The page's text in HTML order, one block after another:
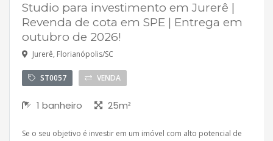
Em construção
Studio para investimento em Jurerê |
Revenda de cota em SPE | Entrega em
outubro de 2026!
Jurerê, Florianópolis/SC
ST0057 VENDA
1 banheiro 25m²
Se o seu objetivo é investir em um imóvel com alto potencial de